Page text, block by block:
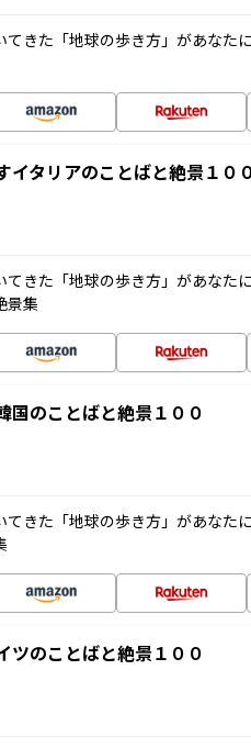
てきた「地球の歩き方」があなた
イタリアのことばと絶景１０
きた「地球の歩き方」があなた
景集
国のことばと絶景１００
てきた「地球の歩き方」があなた
ツのことばと絶景１００